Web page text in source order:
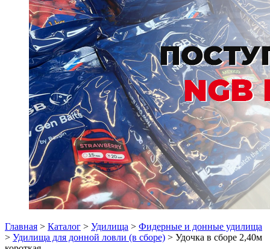
Главная > Каталог > Удилища > Фидерные и донные удилища
> Удилища для донной ловли (в сборе) > Удочка в сборе 2,40м